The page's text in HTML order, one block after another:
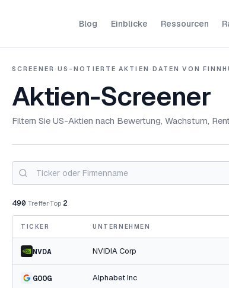
Blog Einblicke Ressourcen
SCREENER · US-NOTIERTE AKTIEN · DATEN VON
Aktien-Screener
Filtern Sie US-Aktien nach Bewertung, Wachstum,
490 Treffer·Top 2
TICKER UNTERNEHMEN
NVDA NVIDIA Corp
GOOG Alphabet Inc